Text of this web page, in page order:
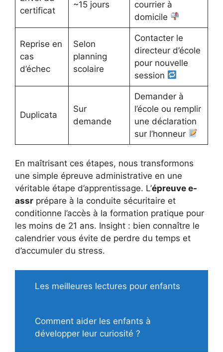
certificat
~15 jours
courrier à
domicile
Reprise en
cas
d’échec
Selon
planning
scolaire
Contacter le
directeur d’école
pour nouvelle
session
Duplicata
Sur
demande
Demander à
l’école ou remplir
une déclaration
sur l’honneur
En maîtrisant ces étapes, nous transformons
une simple épreuve administrative en une
véritable étape d’apprentissage. L’épreuve e-
assr prépare à la conduite sécuritaire et
conditionne l’accès à la formation pratique pour
les moins de 21 ans. Insight : bien connaître le
calendrier vous évite de perdre du temps et
d’accumuler du stress.
Les meilleures lectures pour enfants
Comment aider les enfants à
développer leur curiosité ?